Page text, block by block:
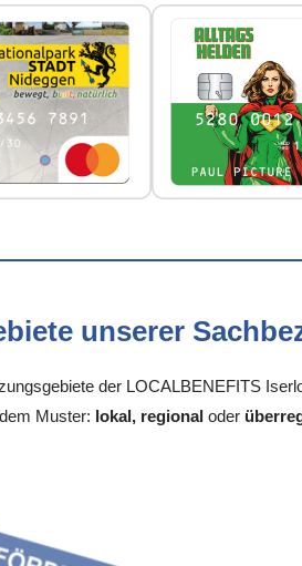
unserer
der LOCALBENEFITS
Muster: lokal, regional oder